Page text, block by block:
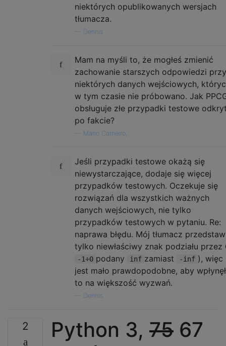
niektórych opublikowanych wersjach
tłumacza.
Dennis
Mam na myśli to, że mogłeś zmienić
zachowanie starszych odpowiedzi przy
niektórych danych wejściowych,
w tym czasie nie próbowano. Jak
obsługuje złe przypadki testowe
po fakcie?
Mario Carneiro,
Jeśli przypadki testowe okażą się
niewystarczające, dodaje się więcej
przypadków testowych. Oczekuje się
rozwiązań dla wszystkich ważnych
danych wejściowych, nie tylko
przypadków testowych w pytaniu. Re:
naprawa błędu. Mój tłumacz
tylko niewłaściwy znak podziału przez
-1÷0 podany inf zamiast -inf ), więc
jest mało prawdopodobne, aby
to na większość wyzwań.
Dennis
2 Python 3, 75 67